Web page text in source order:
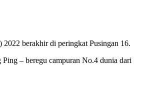
berakhir di peringkat Pusingan 16.
– beregu campuran No.4 dunia dari